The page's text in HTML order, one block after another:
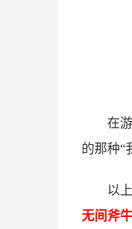
在
的那种“
以
无间斧